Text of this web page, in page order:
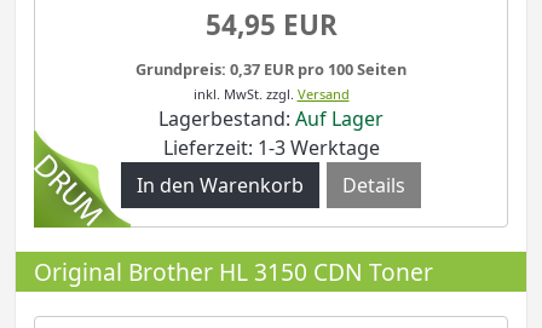
54,95 EUR
Grundpreis: 0,37 EUR pro 100 Seiten
inkl. MwSt. zzgl. Versand
Lagerbestand: Auf Lager
Lieferzeit: 1-3 Werktage
Details
Original Brother HL 3150 CDN Toner